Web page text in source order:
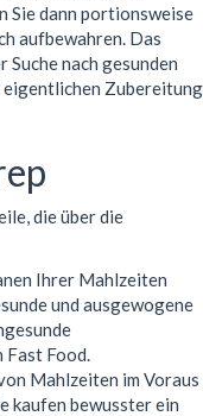
Sie dann portionsweise
aufbewahren. Das
nach gesunden
eigentlichen Zubereitung
die über die
Ihrer Mahlzeiten
und ausgewogene
Food.
Mahlzeiten im Voraus
kaufen bewusster ein